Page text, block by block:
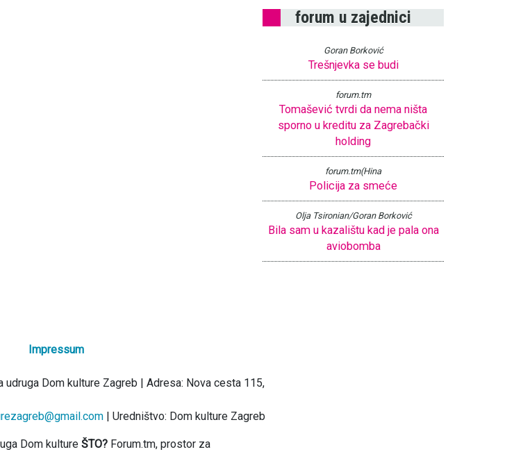
forum u zajednici
Goran Borković
Trešnjevka se budi
forum.tm
Tomašević tvrdi da nema ništa
sporno u kreditu za Zagrebački
holding
forum.tm(Hina
Policija za smeće
Olja Tsironian/Goran Borković
Bila sam u kazalištu kad je pala ona
aviobomba
Impressum
udruga Dom kulture Zagreb | Adresa: Nova cesta 115,
| Uredništvo: Dom kulture Zagreb
Dom kulture ŠTO? Forum.tm, prostor za